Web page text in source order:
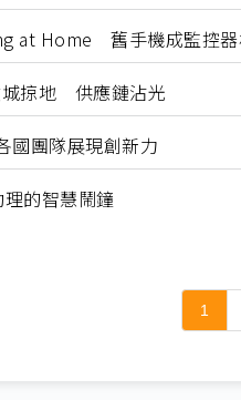
at Home 舊手機成監控
城掠地 供應鏈沾光
團隊展現創新力
的智慧鬧鐘
1